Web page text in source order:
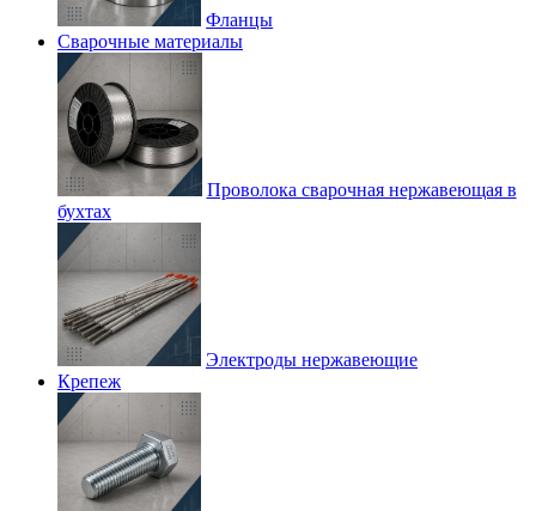
Фланцы
Сварочные материалы
Проволока сварочная нержавеющая в
бухтах
Электроды нержавеющие
Крепеж